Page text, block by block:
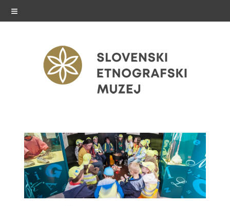
≡
razstave
Stalne razstave
Občasne razstave
Gostovanja